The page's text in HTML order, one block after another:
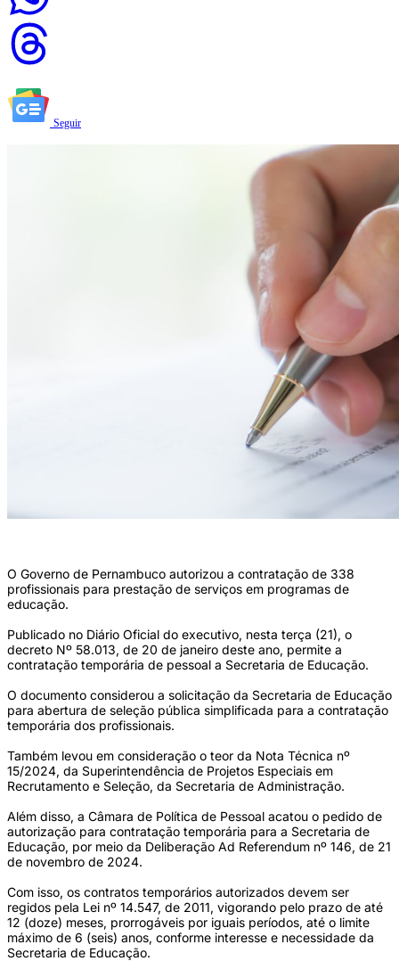
Seguir
O Governo de Pernambuco autorizou a contratação de 338
profissionais para prestação de serviços em programas de
educação.
Publicado no Diário Oficial do executivo, nesta terça (21), o
decreto Nº 58.013, de 20 de janeiro deste ano, permite a
contratação temporária de pessoal a Secretaria de Educação.
O documento considerou a solicitação da Secretaria de Educação
para abertura de seleção pública simplificada para a contratação
temporária dos profissionais.
Também levou em consideração o teor da Nota Técnica nº
15/2024, da Superintendência de Projetos Especiais em
Recrutamento e Seleção, da Secretaria de Administração.
Além disso, a Câmara de Política de Pessoal acatou o pedido de
autorização para contratação temporária para a Secretaria de
Educação, por meio da Deliberação Ad Referendum nº 146, de 21
de novembro de 2024.
Com isso, os contratos temporários autorizados devem ser
regidos pela Lei nº 14.547, de 2011, vigorando pelo prazo de até
12 (doze) meses, prorrogáveis por iguais períodos, até o limite
máximo de 6 (seis) anos, conforme interesse e necessidade da
Secretaria de Educação.